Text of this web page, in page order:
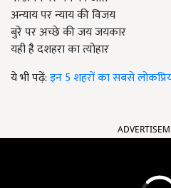
अन्याय पर न्याय की विजय
बुरे पर अच्छे की जय जयकार
यही है दशहरा का त्योहार
ये भी पढ़ें:इन 5 शहरों का सबसे